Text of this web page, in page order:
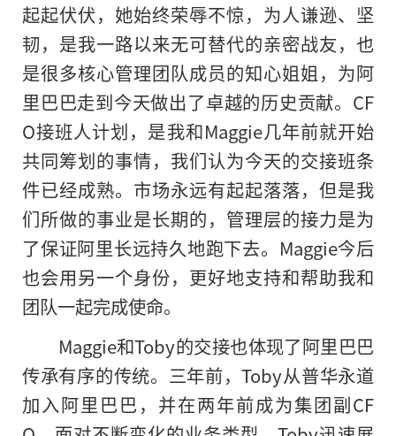
起起伏伏，她始终荣辱不惊，为人谦逊、坚
韧，是我一路以来无可替代的亲密战友，也
是很多核心管理团队成员的知心姐姐，为阿
里巴巴走到今天做出了卓越的历史贡献。CF
O接班人计划，是我和Maggie几年前就开始
共同筹划的事情，我们认为今天的交接班条
件已经成熟。市场永远有起起落落，但是我
们所做的事业是长期的，管理层的接力是为
了保证阿里长远持久地跑下去。Maggie今后
也会用另一个身份，更好地支持和帮助我和
团队一起完成使命。
Maggie和Toby的交接也体现了阿里巴巴
传承有序的传统。三年前，Toby从普华永道
加入阿里巴巴，并在两年前成为集团副CF